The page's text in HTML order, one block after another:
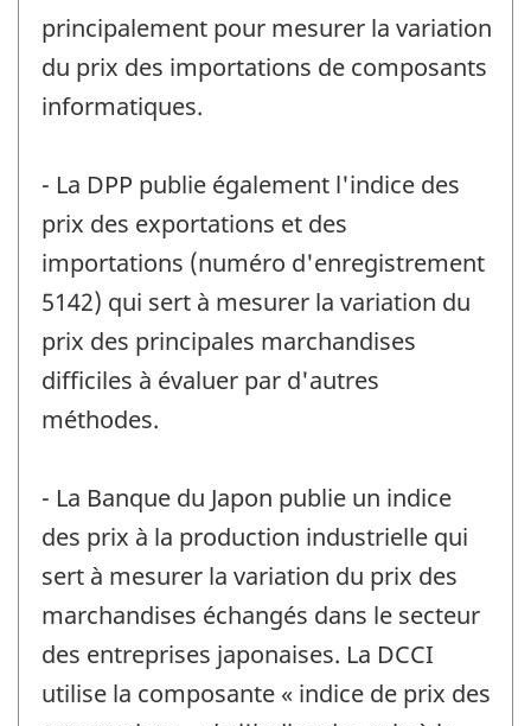
principalement pour mesurer la variation
du prix des importations de composants
informatiques.
- La DPP publie également l'indice des
prix des exportations et des
importations (numéro d'enregistrement
5142) qui sert à mesurer la variation du
prix des principales marchandises
difficiles à évaluer par d'autres
méthodes.
- La Banque du Japon publie un indice
des prix à la production industrielle qui
sert à mesurer la variation du prix des
marchandises échangés dans le secteur
des entreprises japonaises. La DCCI
utilise la composante « indice de prix des